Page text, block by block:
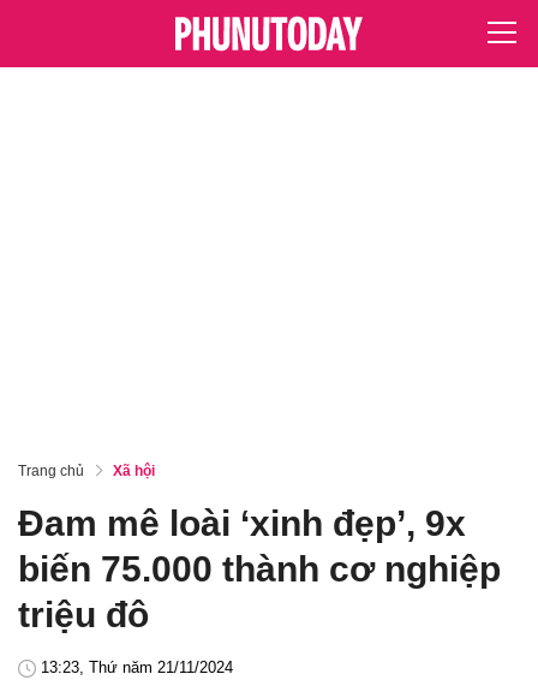
Trang chủ Xã hội
Đam mê loài ‘xinh đẹp’, 9x
biến 75.000 thành cơ nghiệp
triệu đô
13:23, Thứ năm 21/11/2024